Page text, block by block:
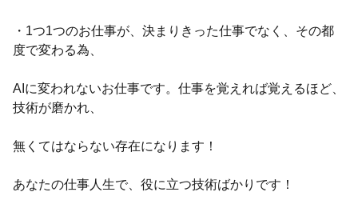
・1つ1つのお仕事が、決まりきった仕事でなく、その都
度で変わる為、
AIに変われないお仕事です。仕事を覚えれば覚えるほど、
技術が磨かれ、
無くてはならない存在になります！
あなたの仕事人生で、役に立つ技術ばかりです！